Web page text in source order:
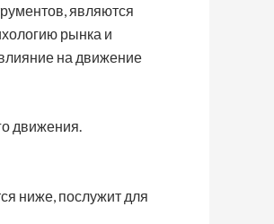
являются
рынка и
на движение
движения.
ниже, послужит для